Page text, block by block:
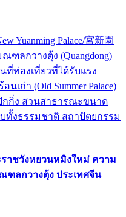
Yuanming Palace/宮新園
ณฑลกวางตุ้ง (Quangdong)
ที่ท่องเที่ยวที่ได้รับแรง
เก่า (Old Summer Palace)
กิ่ง สวนสาธารณะขนาด
ทั้งธรรมชาติ สถาปัตยกรรม
ราชวังหยวนหมิงใหม่ ความ
ฑลกวางตุ้ง ประเทศจีน